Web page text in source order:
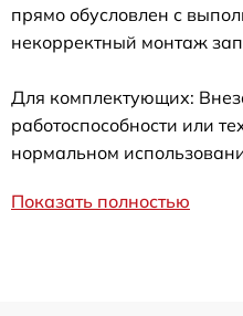
прямо обусловлен с
некорректный монтаж
Для комплектующих:
работоспособности или
нормальном
Показать полностью